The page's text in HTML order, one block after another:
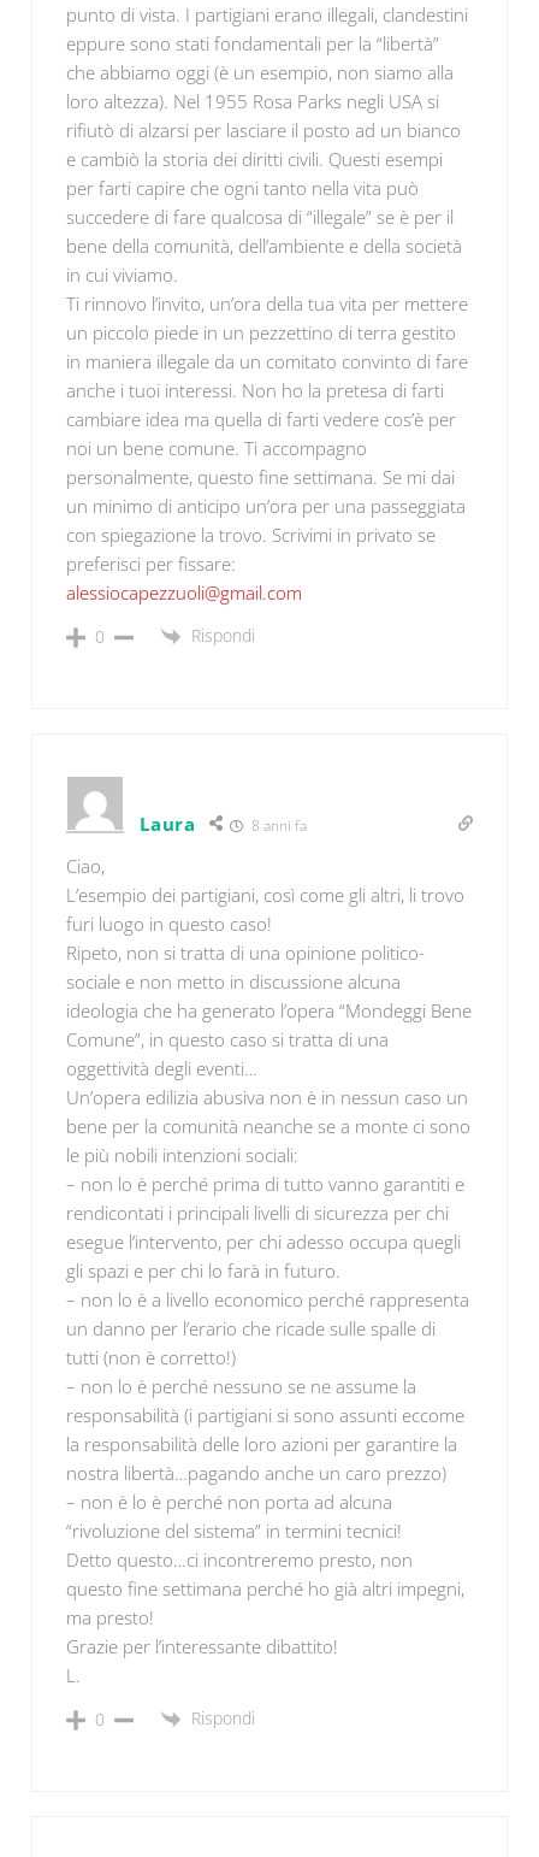
punto di vista. I partigiani erano illegali, clandestini
eppure sono stati fondamentali per la “libertà”
che abbiamo oggi (è un esempio, non siamo alla
loro altezza). Nel 1955 Rosa Parks negli USA si
rifiutò di alzarsi per lasciare il posto ad un bianco
e cambiò la storia dei diritti civili. Questi esempi
per farti capire che ogni tanto nella vita può
succedere di fare qualcosa di “illegale” se è per il
bene della comunità, dell’ambiente e della società
in cui viviamo.
Ti rinnovo l’invito, un’ora della tua vita per mettere
un piccolo piede in un pezzettino di terra gestito
in maniera illegale da un comitato convinto di fare
anche i tuoi interessi. Non ho la pretesa di farti
cambiare idea ma quella di farti vedere cos’è per
noi un bene comune. Ti accompagno
personalmente, questo fine settimana. Se mi dai
un minimo di anticipo un’ora per una passeggiata
con spiegazione la trovo. Scrivimi in privato se
preferisci per fissare:
alessiocapezzuoli@gmail.com
0 Rispondi
Laura 8 anni fa
Ciao,
L’esempio dei partigiani, così come gli altri, li trovo
furi luogo in questo caso!
Ripeto, non si tratta di una opinione politico-
sociale e non metto in discussione alcuna
ideologia che ha generato l’opera “Mondeggi Bene
Comune”, in questo caso si tratta di una
oggettività degli eventi…
Un’opera edilizia abusiva non è in nessun caso un
bene per la comunità neanche se a monte ci sono
le più nobili intenzioni sociali:
– non lo è perché prima di tutto vanno garantiti e
rendicontati i principali livelli di sicurezza per chi
esegue l’intervento, per chi adesso occupa quegli
gli spazi e per chi lo farà in futuro.
– non lo è a livello economico perché rappresenta
un danno per l’erario che ricade sulle spalle di
tutti (non è corretto!)
– non lo è perché nessuno se ne assume la
responsabilità (i partigiani si sono assunti eccome
la responsabilità delle loro azioni per garantire la
nostra libertà…pagando anche un caro prezzo)
– non è lo è perché non porta ad alcuna
“rivoluzione del sistema” in termini tecnici!
Detto questo…ci incontreremo presto, non
questo fine settimana perché ho già altri impegni,
ma presto!
Grazie per l’interessante dibattito!
L.
0 Rispondi